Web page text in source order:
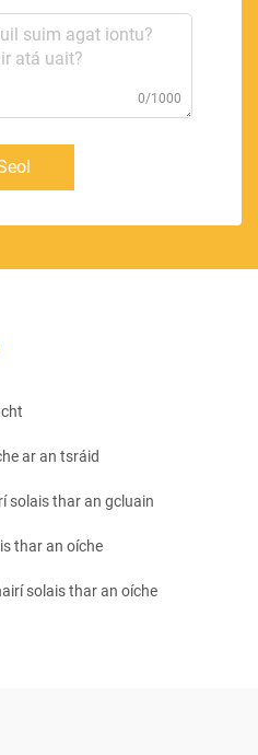
0/1000
ar an tsráid
solais thar an gcluain
thar an oíche
solais thar an oíche